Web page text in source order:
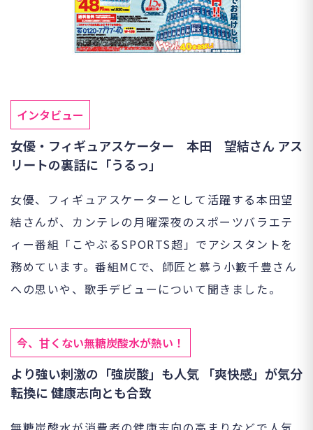
インタビュー
女優・フィギュアスケーター 本田 望結さん アス
リートの裏話に「うるっ」
女優、フィギュアスケーターとして活躍する本田望
結さんが、カンテレの月曜深夜のスポーツバラエテ
ィー番組「こやぶるSPORTS超」でアシスタントを
務めています。番組MCで、師匠と慕う小籔千豊さん
への思いや、歌手デビューについて聞きました。
今、甘くない無糖炭酸水が熱い！
より強い刺激の「強炭酸」も人気 「爽快感」が気分
転換に 健康志向とも合致